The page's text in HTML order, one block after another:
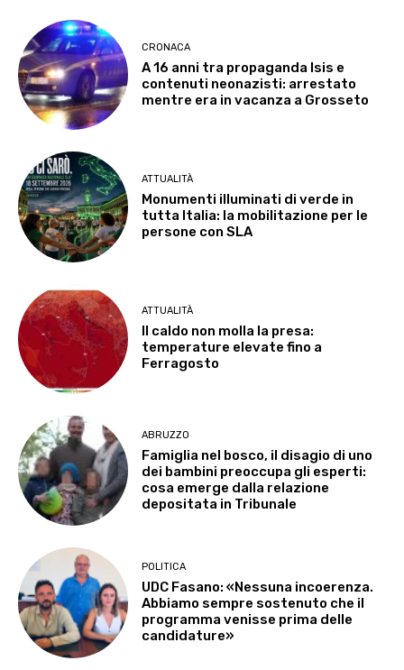
CRONACA
A 16 anni tra propaganda Isis e
contenuti neonazisti: arrestato
mentre era in vacanza a Grosseto
ATTUALITÀ
Monumenti illuminati di verde in
tutta Italia: la mobilitazione per le
persone con SLA
ATTUALITÀ
Il caldo non molla la presa:
temperature elevate fino a
Ferragosto
ABRUZZO
Famiglia nel bosco, il disagio di uno
dei bambini preoccupa gli esperti:
cosa emerge dalla relazione
depositata in Tribunale
POLITICA
UDC Fasano: «Nessuna incoerenza.
Abbiamo sempre sostenuto che il
programma venisse prima delle
candidature»